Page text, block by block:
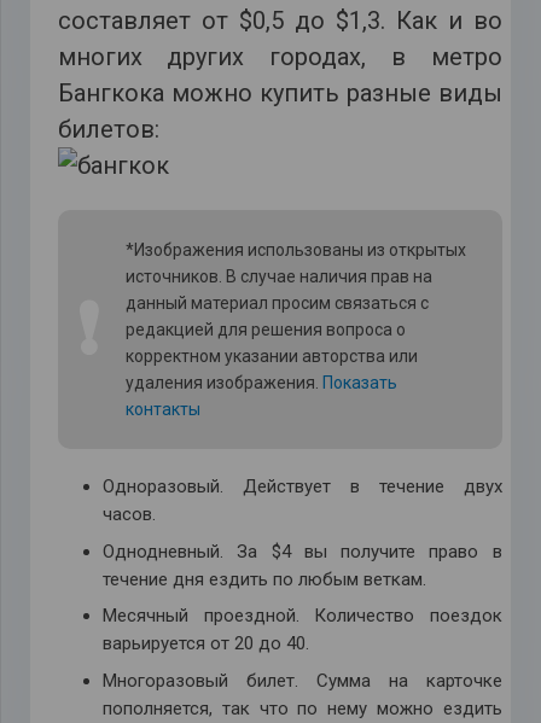
составляет от $0,5 до $1,3. Как и во
многих других городах, в метро
Бангкока можно купить разные виды
билетов:
*Изображения использованы из открытых
источников. В случае наличия прав на
данный материал просим связаться с
редакцией для решения вопроса о
корректном указании авторства или
удаления изображения. Показать
контакты
Одноразовый. Действует в течение двух
часов.
Однодневный. За $4 вы получите право в
течение дня ездить по любым веткам.
Месячный проездной. Количество поездок
варьируется от 20 до 40.
Многоразовый билет. Сумма на карточке
пополняется, так что по нему можно ездить